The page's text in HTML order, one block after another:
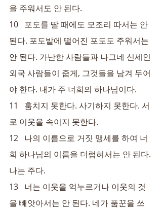
을 주워서도 안 된다.
10   포도를 딸 때에도 모조리 따서는 안
된다. 포도밭에 떨어진 포도도 주워서는
안 된다. 가난한 사람들과 나그네 신세인
외국 사람들이 줍게, 그것들을 남겨 두어
야 한다. 내가 주 너희의 하나님이다.
11   훔치지 못한다. 사기하지 못한다. 서
로 이웃을 속이지 못한다.
12   나의 이름으로 거짓 맹세를 하여 너
희 하나님의 이름을 더럽혀서는 안 된다.
나는 주다.
13   너는 이웃을 억누르거나 이웃의 것
을 빼앗아서는 안 된다. 네가 품꾼을 쓰